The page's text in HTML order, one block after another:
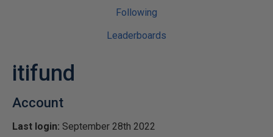
Following
Leaderboards
itifund
Account
Last login: September 28th 2022